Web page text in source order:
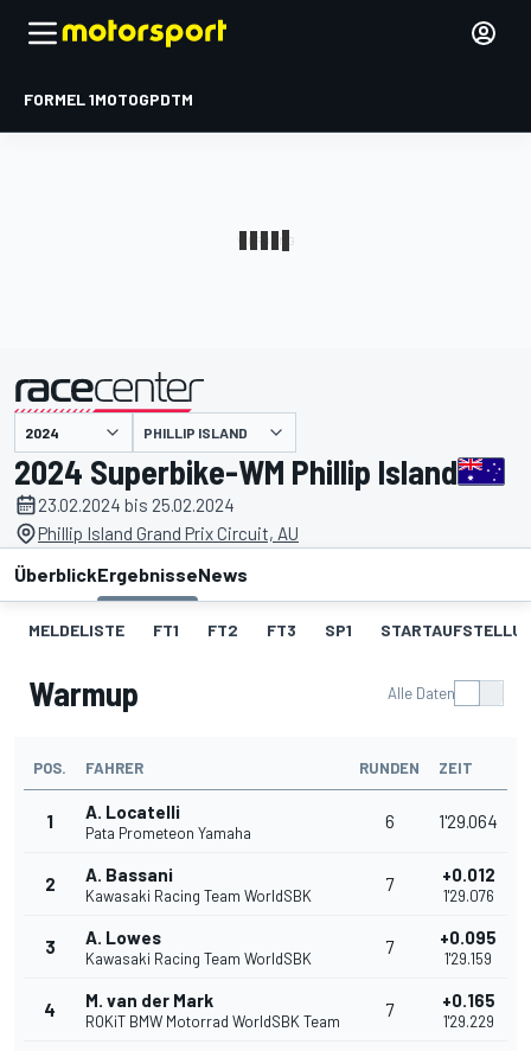
FORMEL 1MOTOGPDTM
PHILLIP ISLAND
2024 Superbike-WM Phillip Island
23.02.2024 bis 25.02.2024
Phillip Island Grand Prix Circuit, AU
ÜberblickErgebnisseNews
MELDELISTE FT1 FT2 FT3 SP1
Warmup Alle Daten
POS. FAHRER RUNDEN ZEIT
1 A. Locatelli
Pata Prometeon Yamaha
6 1'29.064
2 A. Bassani
Kawasaki Racing Team WorldSBK
7 +0.012
1'29.076
3 A. Lowes
Kawasaki Racing Team WorldSBK
7 +0.095
1'29.159
4 M. van der Mark
ROKiT BMW Motorrad WorldSBK Team
7 +0.165
1'29.229